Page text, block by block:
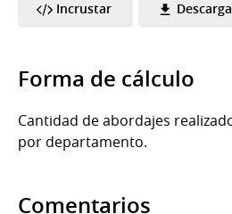
Incrustar
Forma de cálculo
Cantidad de abordajes
por departamento.
Comentarios